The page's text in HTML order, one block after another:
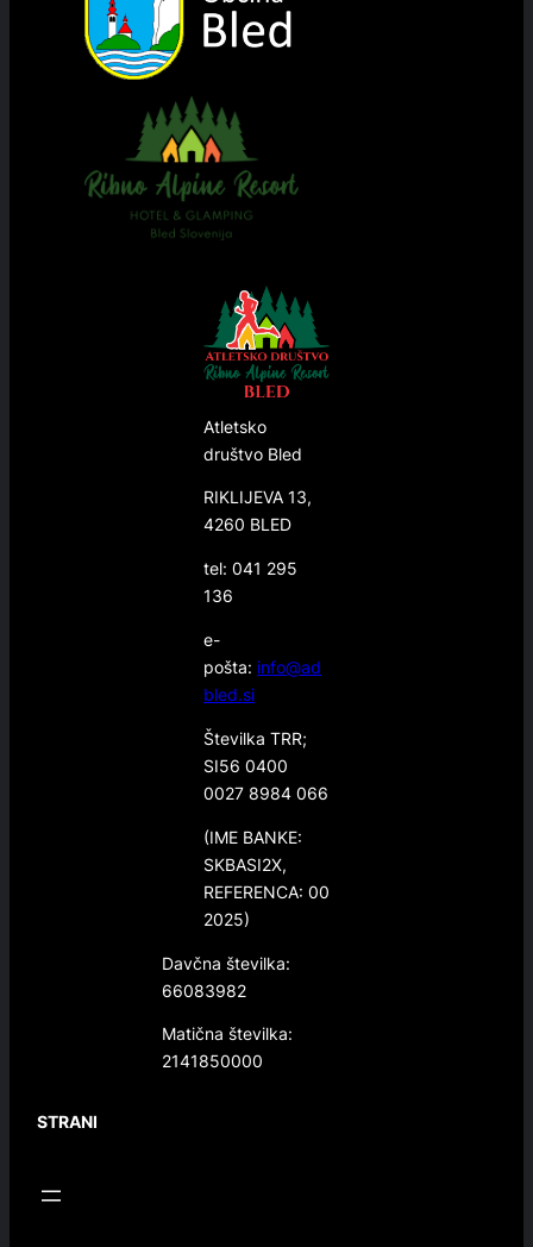
Atletsko
društvo Bled
RIKLIJEVA 13,
4260 BLED
tel: 041 295
136
e-
pošta: info@ad
bled.si
Številka TRR;
SI56 0400
0027 8984 066
(IME BANKE:
SKBASI2X,
REFERENCA: 00
2025)
Davčna številka:
66083982
Matična številka:
2141850000
STRANI